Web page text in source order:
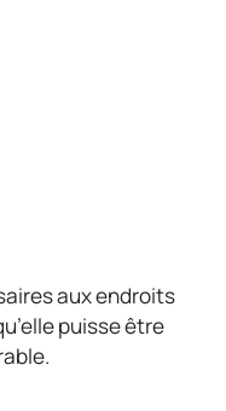
aux endroits
puisse être